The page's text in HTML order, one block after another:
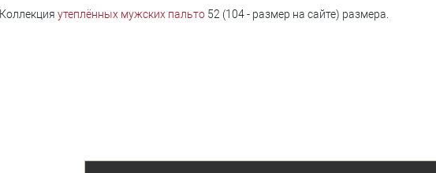
Коллекция утеплённых мужских пальто 52 (104 - размер на сайте) размера.